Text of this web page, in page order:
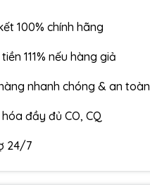
100% chính hãng
111% nếu hàng giả
nhanh chóng & an toàn
đầy đủ CO, CQ
24/7